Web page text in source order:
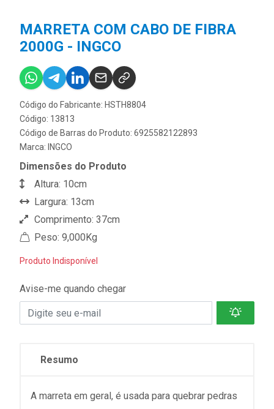
MARRETA COM CABO DE FIBRA
2000G - INGCO
Código do Fabricante: HSTH8804
Código: 13813
Código de Barras do Produto: 6925582122893
Marca: INGCO
Dimensões do Produto
Altura: 10cm
Largura: 13cm
Comprimento: 37cm
Peso: 9,000Kg
Produto Indisponível
Avise-me quando chegar
Resumo
A marreta em geral, é usada para quebrar pedras